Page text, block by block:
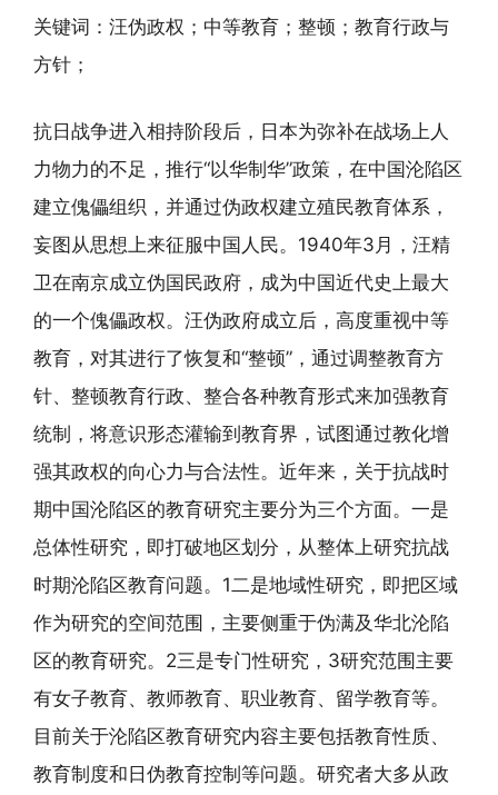
关键词：汪伪政权；中等教育；整顿；教育行政与
方针；
抗日战争进入相持阶段后，日本为弥补在战场上人
力物力的不足，推行“以华制华”政策，在中国沦陷区
建立傀儡组织，并通过伪政权建立殖民教育体系，
妄图从思想上来征服中国人民。1940年3月，汪精
卫在南京成立伪国民政府，成为中国近代史上最大
的一个傀儡政权。汪伪政府成立后，高度重视中等
教育，对其进行了恢复和“整顿”，通过调整教育方
针、整顿教育行政、整合各种教育形式来加强教育
统制，将意识形态灌输到教育界，试图通过教化增
强其政权的向心力与合法性。近年来，关于抗战时
期中国沦陷区的教育研究主要分为三个方面。一是
总体性研究，即打破地区划分，从整体上研究抗战
时期沦陷区教育问题。1二是地域性研究，即把区域
作为研究的空间范围，主要侧重于伪满及华北沦陷
区的教育研究。2三是专门性研究，3研究范围主要
有女子教育、教师教育、职业教育、留学教育等。
目前关于沦陷区教育研究内容主要包括教育性质、
教育制度和日伪教育控制等问题。研究者大多从政